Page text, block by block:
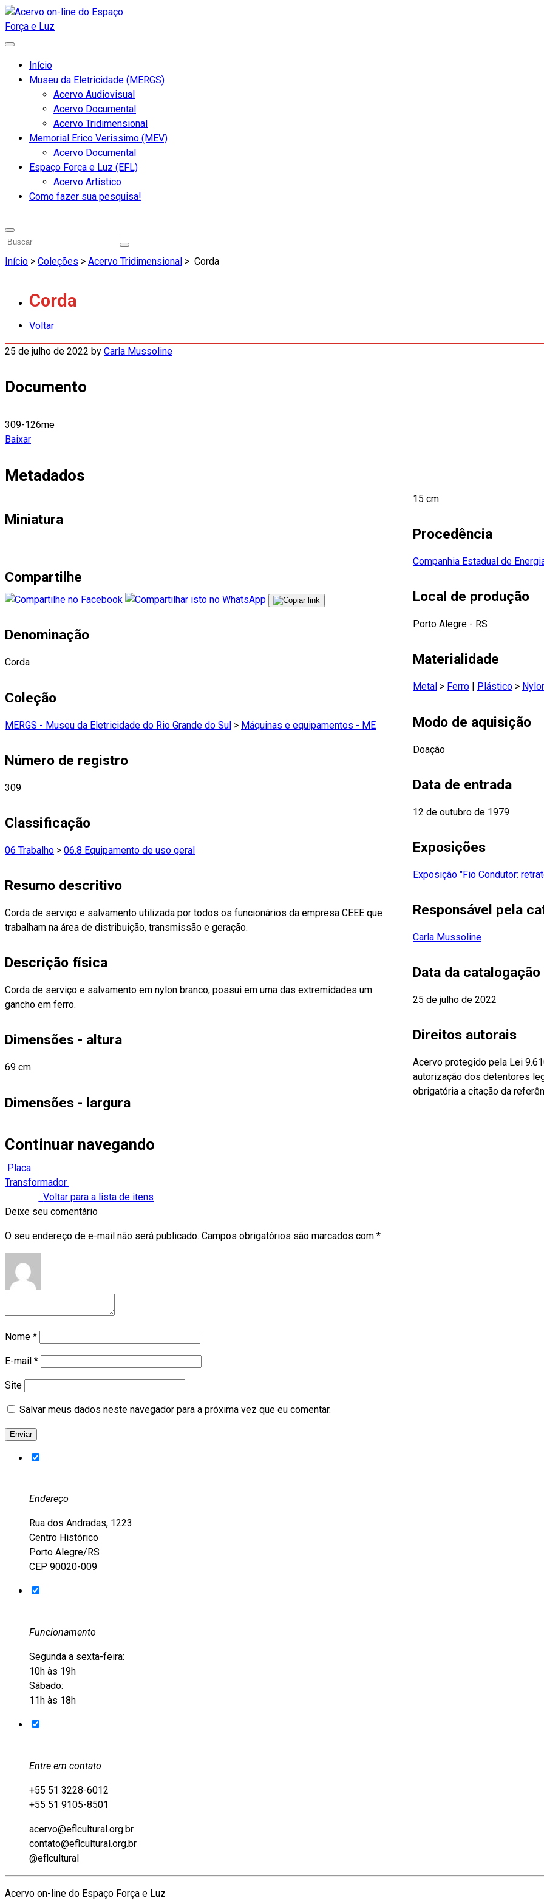
Início
Museu da Eletricidade (MERGS)
Acervo Audiovisual
Acervo Documental
Acervo Tridimensional
Memorial Erico Verissimo (MEV)
Acervo Documental
Espaço Força e Luz (EFL)
Acervo Artístico
Como fazer sua pesquisa!
Início > Coleções > Acervo Tridimensional > Corda
Corda
Voltar
25 de julho de 2022 by Carla Mussoline
Documento
309-126me
Baixar
Metadados
Miniatura
Compartilhe
Denominação
Corda
Coleção
MERGS - Museu da Eletricidade do Rio Grande do Sul > Máquinas e equipamentos - ME
Número de registro
309
Classificação
06 Trabalho > 06.8 Equipamento de uso geral
Resumo descritivo
Corda de serviço e salvamento utilizada por todos os funcionários da empresa CEEE que
trabalham na área de distribuição, transmissão e geração.
Descrição física
Corda de serviço e salvamento em nylon branco, possui em uma das extremidades um
gancho em ferro.
Dimensões - altura
69 cm
Dimensões - largura
15 cm
Procedência
Companhia Estadual de
Local de produção
Porto Alegre - RS
Materialidade
Metal > Ferro Plástico >
Modo de aquisição
Doação
Data de entrada
12 de outubro de 1979
Exposições
Exposição "Fio Condutor:
Responsável pela
Carla Mussoline
Data da catalogação
25 de julho de 2022
Direitos autorais
Acervo protegido pela Lei
autorização dos detentores
obrigatória a citação da
Continuar navegando
Placa
Transformador
Voltar para a lista de itens
Deixe seu comentário
O seu endereço de e-mail não será publicado. Campos obrigatórios são marcados com *
Nome *
E-mail *
Site
Salvar meus dados neste navegador para a próxima vez que eu comentar.
Endereço
Rua dos Andradas, 1223
Centro Histórico
Porto Alegre/RS
CEP 90020-009
Funcionamento
Segunda a sexta-feira:
10h às 19h
Sábado:
11h às 18h
Entre em contato
+55 51 3228-6012
+55 51 9105-8501
acervo@eflcultural.org.br
contato@eflcultural.org.br
@eflcultural
Acervo on-line do Espaço Força e Luz